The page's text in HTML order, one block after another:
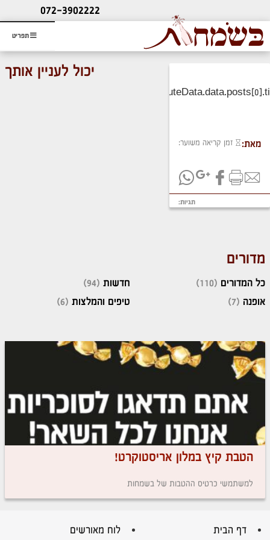
תפריט
ליעוץ חינם
והזמנת כרטיס שמחות
072-3902222
מאת: זמן קריאה משוער:
תגיות:
יכול לעניין אותך
מדורים
כל המדורים (110)
אופנה (7)
חדשות (94)
טיפים והמלצות (6)
הטבת קיץ במלון אריסטוקרט!
למשתמשי כרטיס ההטבות של בשמחות
דף הבית לוח מאורשים